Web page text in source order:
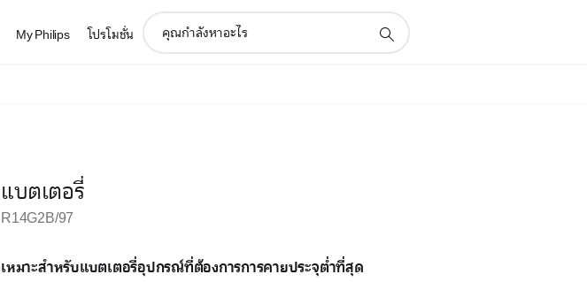
My Philips โปรโมชั่น
search
แบตเตอรี่
R14G2B/97
เหมาะสำหรับแบตเตอรี่อุปกรณ์ที่ต้องการการคายประจุต่ำที่สุด